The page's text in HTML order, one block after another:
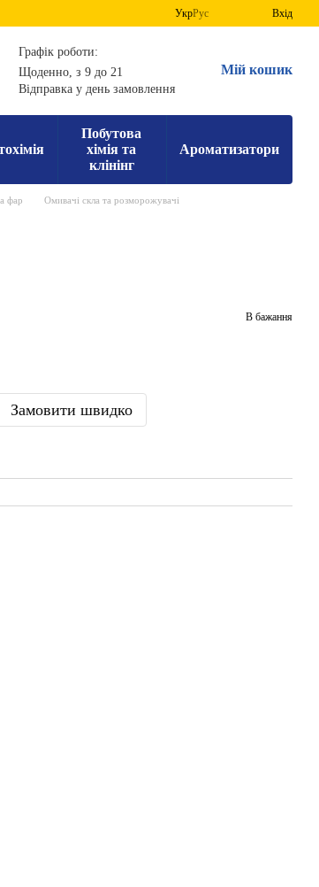
УкрРус Вхід
Графік роботи:
Щоденно, з 9 до 21
Відправка у день замовлення
Мій кошик
Побутова
хімія та
клінінг
Ароматизатори
фар
Омивачі скла та розморожувачі
В бажання
Замовити швидко